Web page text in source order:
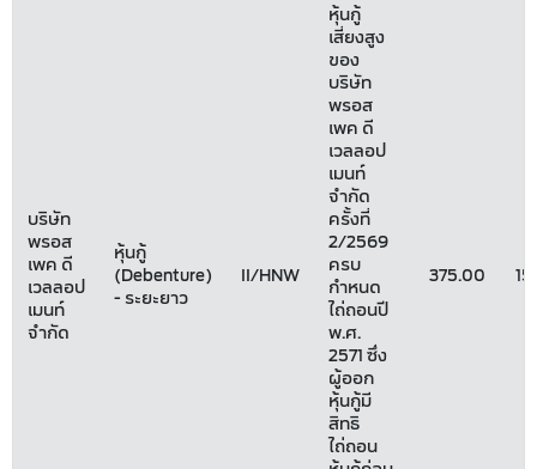
บริษัท
พรอส
เพค ดี
เวลลอป
เมนท์
จำกัด
หุ้นกู้
(Debenture)
- ระยะยาว
II/HNW
หุ้นกู้
เสี่ยงสูง
ของ
บริษัท
พรอส
เพค ดี
เวลลอป
เมนท์
จำกัด
ครั้งที่
2/2569
ครบ
กำหนด
ไถ่ถอนปี
พ.ศ.
2571 ซึ่ง
ผู้ออก
หุ้นกู้มี
สิทธิ
ไถ่ถอน
375.00